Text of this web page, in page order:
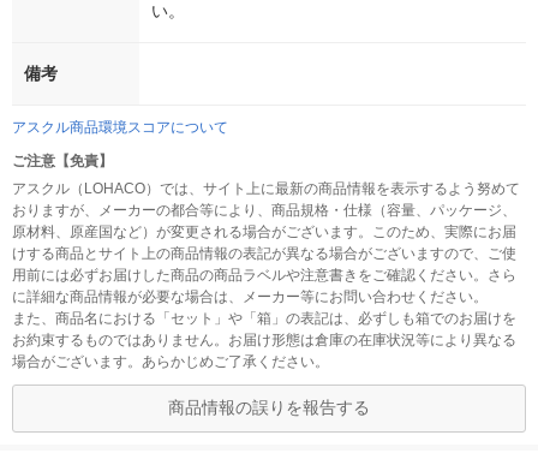
い。
備考
アスクル商品環境スコアについて
ご注意【免責】
アスクル（LOHACO）では、サイト上に最新の商品情報を表示するよう努めて
おりますが、メーカーの都合等により、商品規格・仕様（容量、パッケージ、
原材料、原産国など）が変更される場合がございます。このため、実際にお届
けする商品とサイト上の商品情報の表記が異なる場合がございますので、ご使
用前には必ずお届けした商品の商品ラベルや注意書きをご確認ください。さら
に詳細な商品情報が必要な場合は、メーカー等にお問い合わせください。
また、商品名における「セット」や「箱」の表記は、必ずしも箱でのお届けを
お約束するものではありません。お届け形態は倉庫の在庫状況等により異なる
場合がございます。あらかじめご了承ください。
商品情報の誤りを報告する